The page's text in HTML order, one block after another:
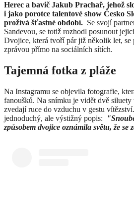
Herec a bavič Jakub Prachař, jehož
i jako porotce talentové show Česko
prožívá šťastné období. Se svojí
Sandevou, se totiž rozhodl posunout
Dvojice, která tvoří pár již několik let, se
zprávou přímo na sociálních sítích.
Tajemná fotka z pláže
Na Instagramu se objevila fotografie,
fanoušků. Na snímku je vidět dvě
zvedají ruce do vzduchu v gestu
jednoduchý, ale výstižný popis:
způsobem dvojice oznámila světu, že se